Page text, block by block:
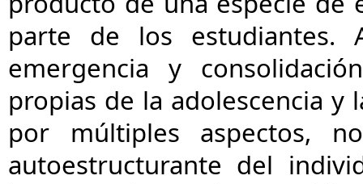
parte de los estudiantes.
emergencia y
propias de la adolescencia y
por múltiples aspectos,
autoestructurante del